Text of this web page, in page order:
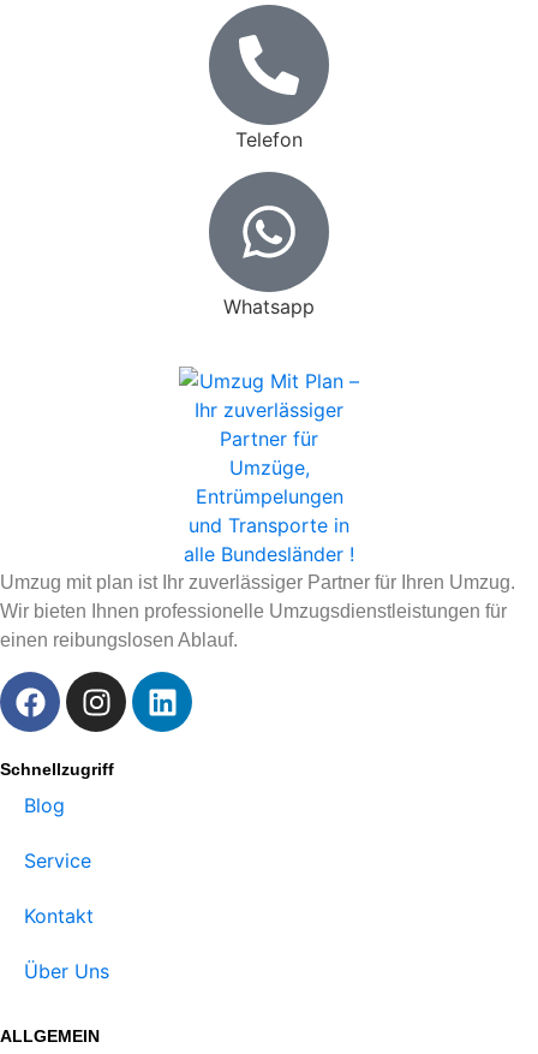
Telefon
Whatsapp
Umzug mit plan ist Ihr zuverlässiger Partner für Ihren Umzug.
Wir bieten Ihnen professionelle Umzugsdienstleistungen für
einen reibungslosen Ablauf.
Schnellzugriff
Blog
Service
Kontakt
Über Uns
ALLGEMEIN